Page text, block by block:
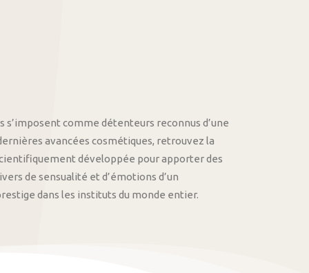
s’imposent comme détenteurs reconnus d’une
avancées cosmétiques, retrouvez la
développée pour apporter des
de sensualité et d’émotions d’un
dans les instituts du monde entier.